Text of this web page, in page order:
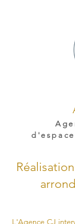
L'Agence CJ